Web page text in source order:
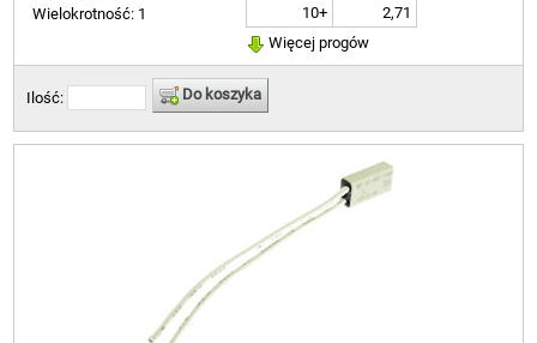
Wielokrotność: 1
10+
2,71
Więcej progów
Ilość: Do koszyka